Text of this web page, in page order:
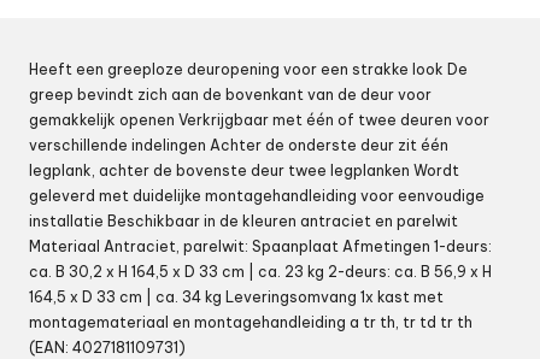
Heeft een greeploze deuropening voor een strakke look De
greep bevindt zich aan de bovenkant van de deur voor
gemakkelijk openen Verkrijgbaar met één of twee deuren voor
verschillende indelingen Achter de onderste deur zit één
legplank, achter de bovenste deur twee legplanken Wordt
geleverd met duidelijke montagehandleiding voor eenvoudige
installatie Beschikbaar in de kleuren antraciet en parelwit
Materiaal Antraciet, parelwit: Spaanplaat Afmetingen 1-deurs:
ca. B 30,2 x H 164,5 x D 33 cm | ca. 23 kg 2-deurs: ca. B 56,9 x H
164,5 x D 33 cm | ca. 34 kg Leveringsomvang 1x kast met
montagemateriaal en montagehandleiding a tr th, tr td tr th
(EAN: 4027181109731)